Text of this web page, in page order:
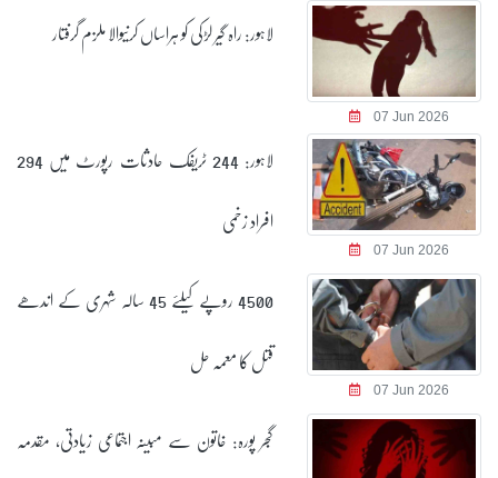
07 Jun 2026
لاہور: راہ گیر لڑکی کو ہراساں کرنیوالا ملزم گرفتار
07 Jun 2026
لاہور: 244 ٹریفک حادثات رپورٹ میں 294
افراد زخمی
07 Jun 2026
4500 روپے کیلئے 45 سالہ شہری کے اندھے
قتل کا معمہ حل
گجر پورہ: خاتون سے مبینہ اجتماعی زیادتی، مقدمہ